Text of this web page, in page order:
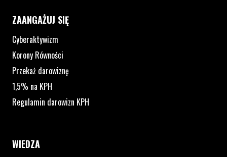
ZAANGAŻUJ SIĘ
Cyberaktywizm
Korony Równości
Przekaż darowiznę
1,5% na KPH
Regulamin darowizn KPH
WIEDZA